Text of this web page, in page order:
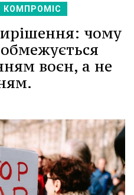
КОМПРОМІС
чому
обмежується
воєн, а не